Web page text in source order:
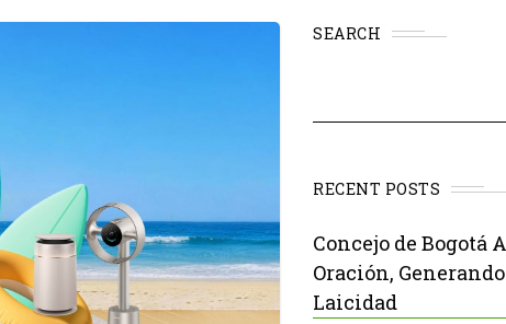
SEARCH
RECENT POSTS
Concejo de Bogotá
Oración,
Laicidad